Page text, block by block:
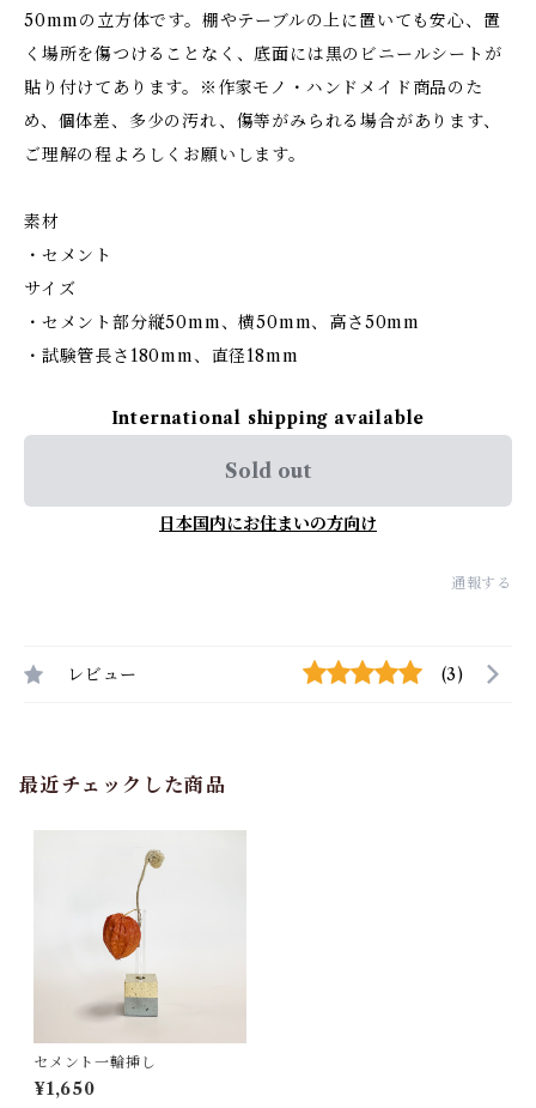
50mmの立方体です。棚やテーブルの上に置いても安心、置
く場所を傷つけることなく、底面には黒のビニールシートが
貼り付けてあります。※作家モノ・ハンドメイド商品のた
め、個体差、多少の汚れ、傷等がみられる場合があります、
ご理解の程よろしくお願いします。
素材
・セメント
サイズ
・セメント部分縦50mm、横50mm、高さ50mm
・試験管長さ180mm、直径18mm
International shipping available
Sold out
日本国内にお住まいの方向け
通報する
レビュー (3)
最近チェックした商品
セメント一輪挿し
¥1,650